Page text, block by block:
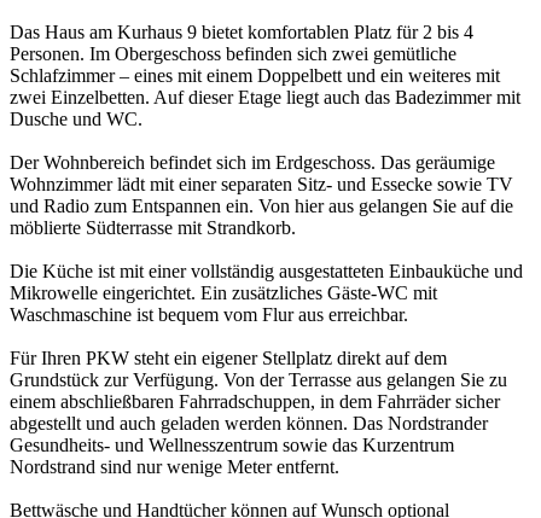
Das Haus am Kurhaus 9 bietet komfortablen Platz für 2 bis 4
Personen. Im Obergeschoss befinden sich zwei gemütliche
Schlafzimmer – eines mit einem Doppelbett und ein weiteres mit
zwei Einzelbetten. Auf dieser Etage liegt auch das Badezimmer mit
Dusche und WC.
Der Wohnbereich befindet sich im Erdgeschoss. Das geräumige
Wohnzimmer lädt mit einer separaten Sitz- und Essecke sowie TV
und Radio zum Entspannen ein. Von hier aus gelangen Sie auf die
möblierte Südterrasse mit Strandkorb.
Die Küche ist mit einer vollständig ausgestatteten Einbauküche und
Mikrowelle eingerichtet. Ein zusätzliches Gäste-WC mit
Waschmaschine ist bequem vom Flur aus erreichbar.
Für Ihren PKW steht ein eigener Stellplatz direkt auf dem
Grundstück zur Verfügung. Von der Terrasse aus gelangen Sie zu
einem abschließbaren Fahrradschuppen, in dem Fahrräder sicher
abgestellt und auch geladen werden können. Das Nordstrander
Gesundheits- und Wellnesszentrum sowie das Kurzentrum
Nordstrand sind nur wenige Meter entfernt.
Bettwäsche und Handtücher können auf Wunsch optional